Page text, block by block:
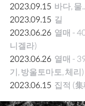
2023.09.15 바다, 물
2023.09.15 길
2023.06.26 열매 -
니겔라)
2023.06.26 열매 -
기, 방울토마토, 체리)
2023.06.15 집적 (